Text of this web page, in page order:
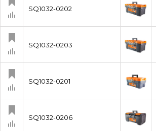
SQ1032-0202
SQ1032-0203
SQ1032-0201
SQ1032-0206